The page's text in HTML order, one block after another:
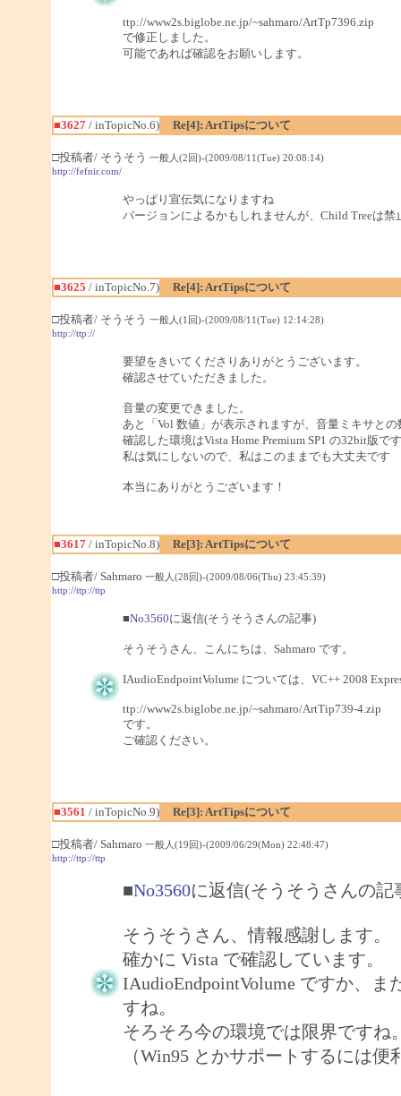
ttp://www2s.biglobe.ne.jp/~sahmaro/ArtTp7396.zip
で修正しました。
可能であれば確認をお願いします。
■3627/ inTopicNo.6) Re[4]: ArtTipsについて
□投稿者/ そうそう 一般人(2回)-(2009/08/11(Tue) 20:08:14)
http://fefnir.com/
やっぱり宣伝気になりますね
バージョンによるかもしれませんが、Child Treeは
■3625 / inTopicNo.7) Re[4]: ArtTipsについて
□投稿者/ そうそう 一般人(1回)-(2009/08/11(Tue) 12:14:28)
http://ttp://
要望をきいてくださりありがとうございます。
確認させていただきました。
音量の変更できました。
あと「Vol 数値」が表示されますが、音量ミキサと
確認した環境はVista Home Premium SP1 の32bit版で
私は気にしないので、私はこのままでも大丈夫です
本当にありがとうございます！
■3617/ inTopicNo.8) Re[3]: ArtTipsについて
□投稿者/ Sahmaro 一般人(28回)-(2009/08/06(Thu) 23:45:39)
http://ttp://ttp
■No3560に返信(そうそうさんの記事)
そうそうさん、こんにちは、Sahmaro です。
IAudioEndpointVolume については、VC++ 2008
ttp://www2s.biglobe.ne.jp/~sahmaro/ArtTip739-4.zip
です。
ご確認ください。
■3561 / inTopicNo.9) Re[3]: ArtTipsについて
□投稿者/ Sahmaro 一般人(19回)-(2009/06/29(Mon) 22:48:47)
http://ttp://ttp
■No3560に返信(そうそうさんの記
そうそうさん、情報感謝します。
確かに Vista で確認しています。
IAudioEndpointVolume ですか、
すね。
そろそろ今の環境では限界ですね
（Win95 とかサポートするには